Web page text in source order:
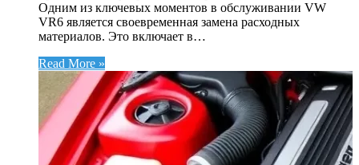
Одним из ключевых моментов в обслуживании VW
VR6 является своевременная замена расходных
материалов. Это включает в…
Read More »